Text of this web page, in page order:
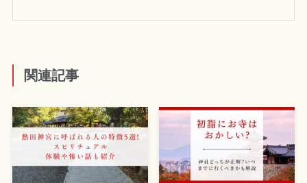
関連記事